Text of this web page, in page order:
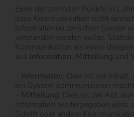
Einer der zentralen Punkte in
dass Kommunikation nicht
Informationen zwischen Sender
verstanden werden sollte.
Kommunikation als einen
aus
Information, Mitteilung und
Information: Dies ist der Inhalt,
ein System kommunizieren
Mitteilung: Dies ist der Akt,
Information weitergegeben wird,
Schrift oder andere